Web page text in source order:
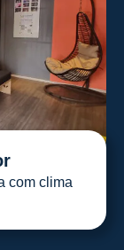
com clima